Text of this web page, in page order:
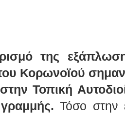
της
Κορωνοϊού
Τοπική
Τόσο στην